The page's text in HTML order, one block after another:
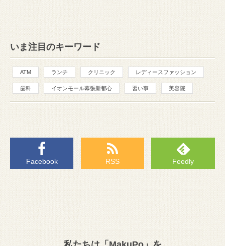
いま注目のキーワード
ATM ランチ クリニック レディースファッション
歯科 イオンモール幕張新都心 習い事 美容院
Facebook RSS Feedly